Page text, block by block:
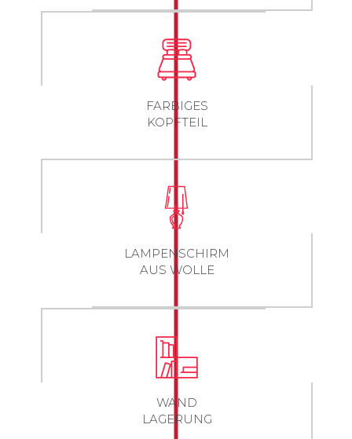
FARBIGES
KOPFTEIL
LAMPENSCHIRM
AUS WOLLE
WAND
LAGERUNG